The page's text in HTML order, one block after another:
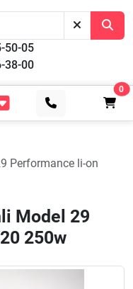
50-05
38-00
0
Performance li-on
Model 29
250w